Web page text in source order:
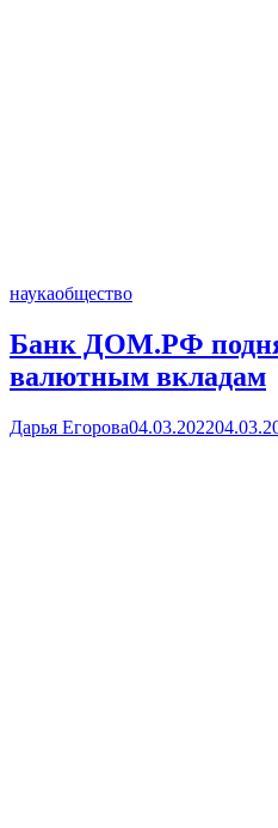
наукаобщество
Банк ДОМ.РФ
валютным вкладам
Дарья Егорова04.03.2022